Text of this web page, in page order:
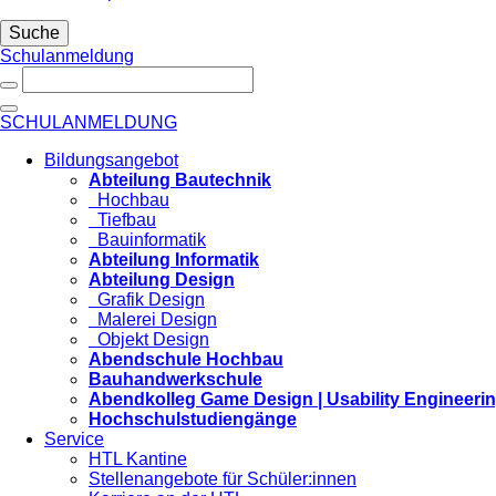
Suche
Schulanmeldung
SCHULANMELDUNG
Bildungsangebot
Abteilung Bautechnik
Hochbau
Tiefbau
Bauinformatik
Abteilung Informatik
Abteilung Design
Grafik Design
Malerei Design
Objekt Design
Abendschule Hochbau
Bauhandwerkschule
Abendkolleg Game Design | Usability
Hochschulstudiengänge
Service
HTL Kantine
Stellenangebote für Schüler:innen